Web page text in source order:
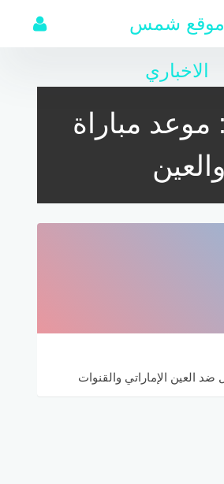
موقع شمس
الاخباري
موعد مباراة
ضد العين الإماراتي والقنوات